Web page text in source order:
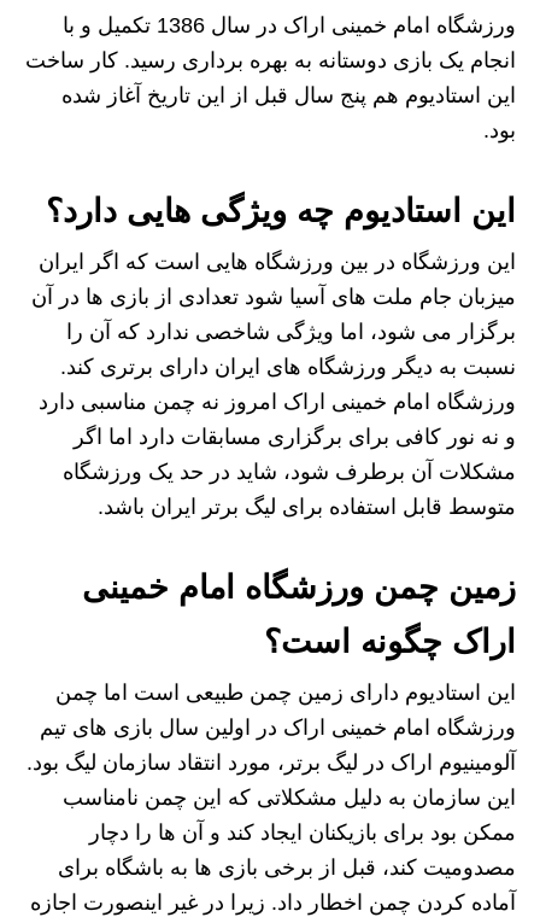
ورزشگاه امام خمینی اراک در سال 1386 تکمیل و با
انجام یک بازی دوستانه به بهره برداری رسید. کار ساخت
این استادیوم هم پنج سال قبل از این تاریخ آغاز شده
بود.
این استادیوم چه ویژگی هایی دارد؟
این ورزشگاه در بین ورزشگاه هایی است که اگر ایران
میزبان جام ملت های آسیا شود تعدادی از بازی ها در آن
برگزار می شود، اما ویژگی شاخصی ندارد که آن را
نسبت به دیگر ورزشگاه های ایران دارای برتری کند.
ورزشگاه امام خمینی اراک امروز نه چمن مناسبی دارد
و نه نور کافی برای برگزاری مسابقات دارد اما اگر
مشکلات آن برطرف شود، شاید در حد یک ورزشگاه
متوسط قابل استفاده برای لیگ برتر ایران باشد.
زمین چمن ورزشگاه امام خمینی
اراک چگونه است؟
این استادیوم دارای زمین چمن طبیعی است اما چمن
ورزشگاه امام خمینی اراک در اولین سال بازی های تیم
آلومینیوم اراک در لیگ برتر، مورد انتقاد سازمان لیگ بود.
این سازمان به دلیل مشکلاتی که این چمن نامناسب
ممکن بود برای بازیکنان ایجاد کند و آن ها را دچار
مصدومیت کند، قبل از برخی بازی ها به باشگاه برای
آماده کردن چمن اخطار داد. زیرا در غیر اینصورت اجازه